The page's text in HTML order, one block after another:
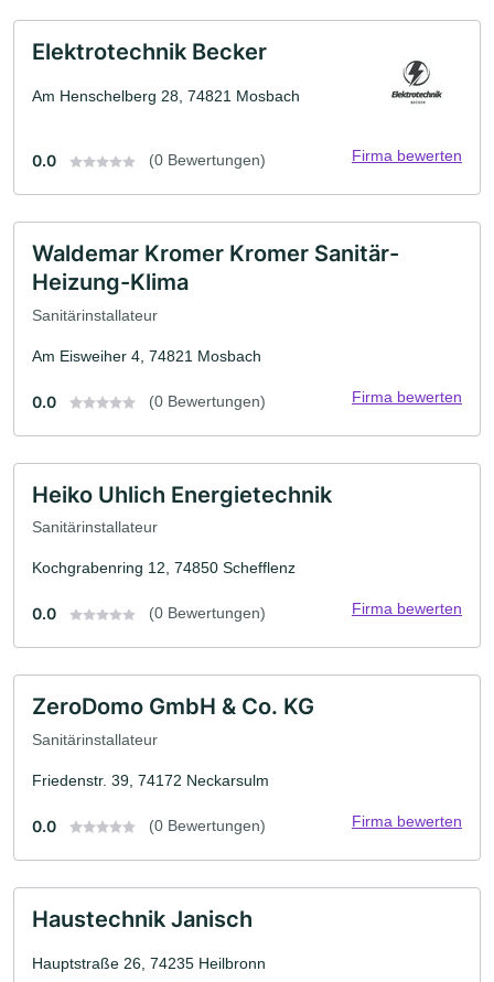
Elektrotechnik Becker
Am Henschelberg 28, 74821 Mosbach
0.0 (0 Bewertungen) Firma bewerten
Waldemar Kromer Kromer Sanitär-
Heizung-Klima
Sanitärinstallateur
Am Eisweiher 4, 74821 Mosbach
0.0 (0 Bewertungen) Firma bewerten
Heiko Uhlich Energietechnik
Sanitärinstallateur
Kochgrabenring 12, 74850 Schefflenz
0.0 (0 Bewertungen) Firma bewerten
ZeroDomo GmbH & Co. KG
Sanitärinstallateur
Friedenstr. 39, 74172 Neckarsulm
0.0 (0 Bewertungen) Firma bewerten
Haustechnik Janisch
Hauptstraße 26, 74235 Heilbronn